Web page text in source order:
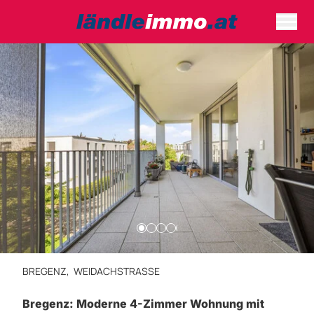
BREGENZ, WEIDACHSTRASSE
Bregenz: Moderne 4-Zimmer Wohnung mit